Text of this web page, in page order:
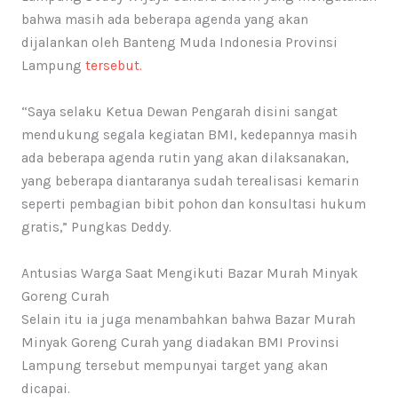
bahwa masih ada beberapa agenda yang akan
dijalankan oleh Banteng Muda Indonesia Provinsi
Lampung tersebut.
“Saya selaku Ketua Dewan Pengarah disini sangat
mendukung segala kegiatan BMI, kedepannya masih
ada beberapa agenda rutin yang akan dilaksanakan,
yang beberapa diantaranya sudah terealisasi kemarin
seperti pembagian bibit pohon dan konsultasi hukum
gratis,” Pungkas Deddy.
Antusias Warga Saat Mengikuti Bazar Murah Minyak
Goreng Curah
Selain itu ia juga menambahkan bahwa Bazar Murah
Minyak Goreng Curah yang diadakan BMI Provinsi
Lampung tersebut mempunyai target yang akan
dicapai.